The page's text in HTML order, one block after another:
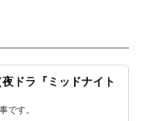
夜ドラ『ミッドナイト
です。